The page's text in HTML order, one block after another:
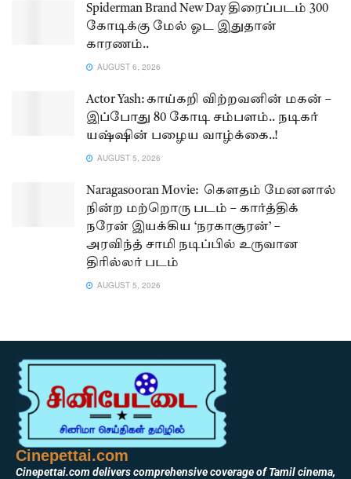
Spiderman Brand New Day திரைப்படம் 300
கோடிக்கு மேல் ஓட இதுதான்
காரணம்..
AUGUST 6, 2026
Actor Yash: காய்கறி விற்றவனின் மகன் –
இப்போது 80 கோடி சம்பளம்.. நடிகர்
யஷ்ஷின் பழைய வாழ்க்கை..!
AUGUST 5, 2026
Naragasooran Movie: கௌதம் மேனனால்
நின்ற மற்றொரு படம் – கார்த்திக்
நரேன் இயக்கிய ‘நரகாசூரன்’ –
அரவிந்த் சாமி நடிப்பில் உருவான
திரில்லர் படம்
AUGUST 5, 2026
Cinepettai.com
Cinepettai.com delivers comprehensive coverage of Tamil cinema,